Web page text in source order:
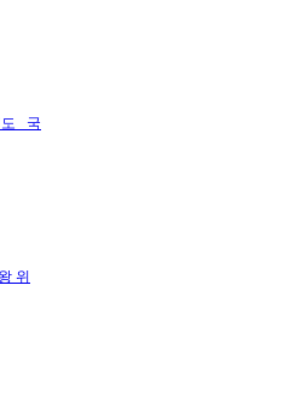
도 국
위